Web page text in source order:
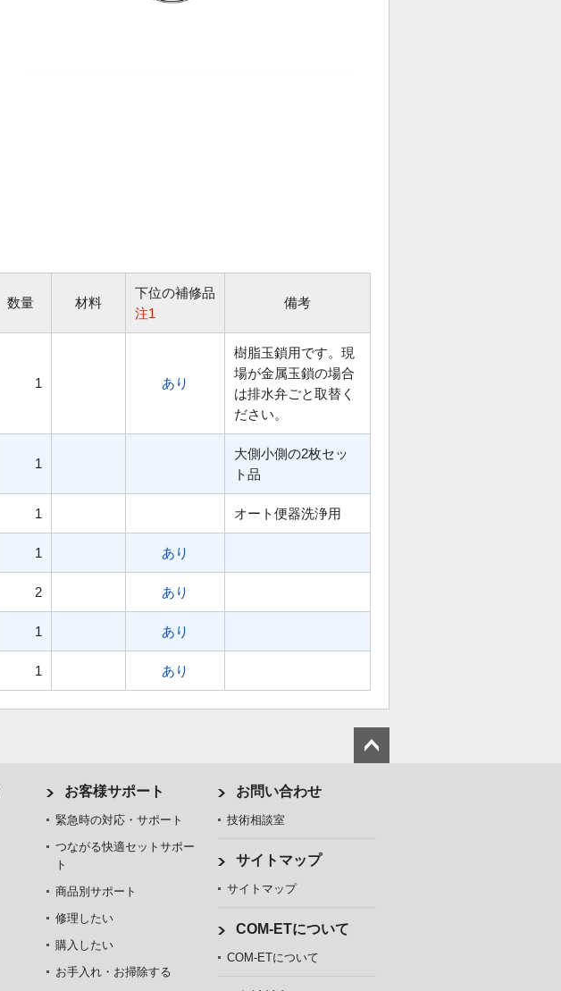
数量 材料
下位の補修品
注1
備考
1 あり
樹脂玉鎖用です。現
場が金属玉鎖の場合
は排水弁ごと取替く
ださい。
1
大側小側の2枚セッ
ト品
1 オート便器洗浄用
1 あり
2 あり
1 あり
1 あり
お客様サポート
緊急時の対応・サポート
つながる快適セットサポー
ト
商品別サポート
修理したい
購入したい
お手入れ・お掃除する
お問い合わせ
技術相談室
サイトマップ
サイトマップ
COM-ETについて
COM-ETについて